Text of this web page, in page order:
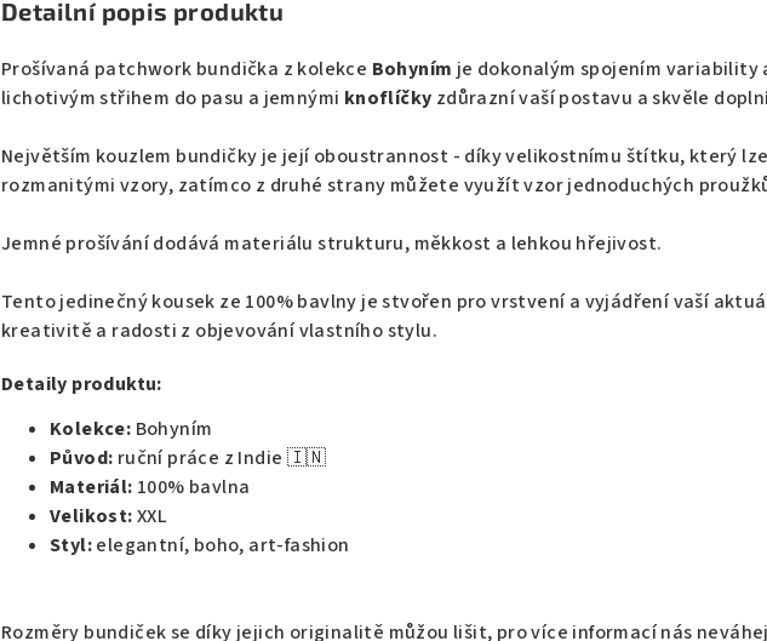
Detailní popis produktu
Prošívaná patchwork bundička z kolekce Bohyním je dokonalým spojením
lichotivým střihem do pasu a jemnými knoflíčky zdůrazní vaší postavu a skvěle
Největším kouzlem bundičky je její oboustrannost - díky velikostnímu štítku, který
rozmanitými vzory, zatímco z druhé strany můžete využít vzor jednoduchých
Jemné prošívání dodává materiálu strukturu, měkkost a lehkou hřejivost.
Tento jedinečný kousek ze 100% bavlny je stvořen pro vrstvení a vyjádření vaší
kreativitě a radosti z objevování vlastního stylu.
Detaily produktu:
Kolekce: Bohyním
Původ: ruční práce z Indie 🇮🇳
Materiál: 100% bavlna
Velikost:XXL
Styl:elegantní, boho, art-fashion
Rozměry bundiček se díky jejich originalitě můžou lišit, pro více informací nás